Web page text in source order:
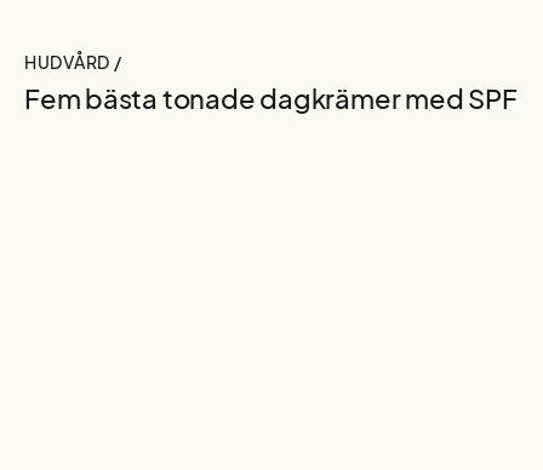
HUDVÅRD /
Fem bästa tonade dagkrämer med SPF